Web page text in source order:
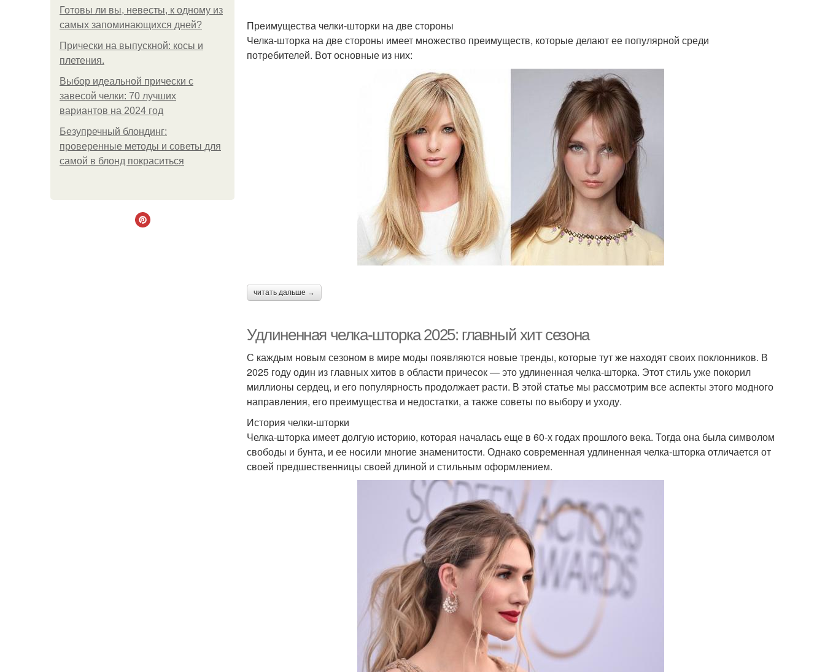
Готовы ли вы, невесты, к одному из
самых запоминающихся дней?
Прически на выпускной: косы и
плетения.
Выбор идеальной прически с
завесой челки: 70 лучших
вариантов на 2024 год
Безупречный блондинг:
проверенные методы и советы для
самой в блонд покраситься
Каре с удлинением
Преимущества челки-шторки на две стороны
Челка-шторка на две стороны имеет множество преимуществ, которые делают ее популярной среди
потребителей. Вот основные из них:
читать дальше →
Удлиненная челка-шторка 2025: главный хит сезона
С каждым новым сезоном в мире моды появляются новые тренды, которые тут же находят своих поклонников. В
2025 году один из главных хитов в области причесок — это удлиненная челка-шторка. Этот стиль уже покорил
миллионы сердец, и его популярность продолжает расти. В этой статье мы рассмотрим все аспекты этого модного
направления, его преимущества и недостатки, а также советы по выбору и уходу.
История челки-шторки
Челка-шторка имеет долгую историю, которая началась еще в 60-х годах прошлого века. Тогда она была символом
свободы и бунта, и ее носили многие знаменитости. Однако современная удлиненная челка-шторка отличается от
своей предшественницы своей длиной и стильным оформлением.